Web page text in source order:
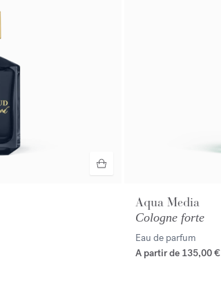
Aqua Media
Cologne forte
Eau de parfum
A partir de 135,00 €